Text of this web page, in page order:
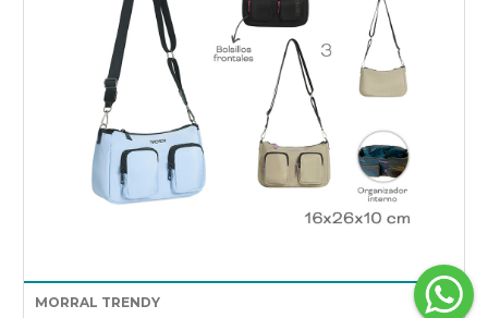
MORRAL TRENDY